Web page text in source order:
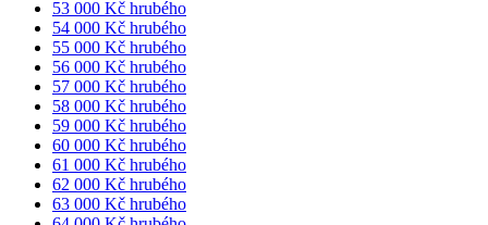
53 000 Kč hrubého
54 000 Kč hrubého
55 000 Kč hrubého
56 000 Kč hrubého
57 000 Kč hrubého
58 000 Kč hrubého
59 000 Kč hrubého
60 000 Kč hrubého
61 000 Kč hrubého
62 000 Kč hrubého
63 000 Kč hrubého